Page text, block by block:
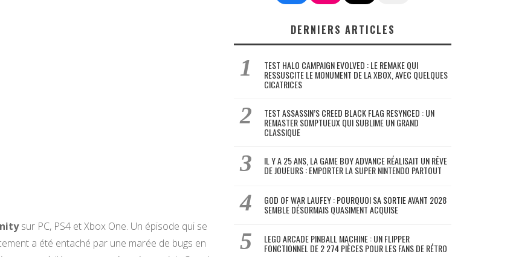
sur PC, PS4 et Xbox One. Un épisode qui se
a été entaché par une marée de bugs en
DERNIERS ARTICLES
TEST HALO CAMPAIGN EVOLVED : LE REMAKE QUI
RESSUSCITE LE MONUMENT DE LA XBOX, AVEC QUELQUES
CICATRICES
TEST ASSASSIN’S CREED BLACK FLAG RESYNCED : UN
REMASTER SOMPTUEUX QUI SUBLIME UN GRAND
CLASSIQUE
IL Y A 25 ANS, LA GAME BOY ADVANCE RÉALISAIT UN RÊVE
DE JOUEURS : EMPORTER LA SUPER NINTENDO PARTOUT
GOD OF WAR LAUFEY : POURQUOI SA SORTIE AVANT 2028
SEMBLE DÉSORMAIS QUASIMENT ACQUISE
LEGO ARCADE PINBALL MACHINE : UN FLIPPER
FONCTIONNEL DE 2 274 PIÈCES POUR LES FANS DE RÉTRO